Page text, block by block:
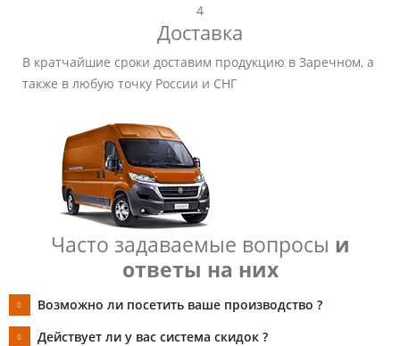
4
Доставка
В кратчайшие сроки доставим продукцию в Заречном, а
также в любую точку России и СНГ
Часто задаваемые вопросы и
ответы на них
Возможно ли посетить ваше производство ?
Действует ли у вас система скидок ?